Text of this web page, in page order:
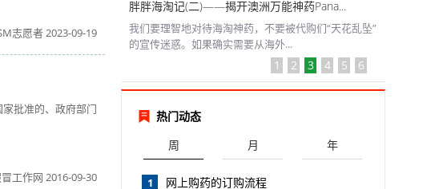
志愿者 2023-09-19
批准的、政府部门
工作网 2016-09-30
胖胖海淘记(二)——揭开澳洲万能神药Pana...
我们要理智地对待海淘神药，不要被代购们“天花乱坠”
的宣传迷惑。如果确实需要从海外...
1 2 3 4 5 6
热门动态
周
月 年
1 网上购药的订购流程